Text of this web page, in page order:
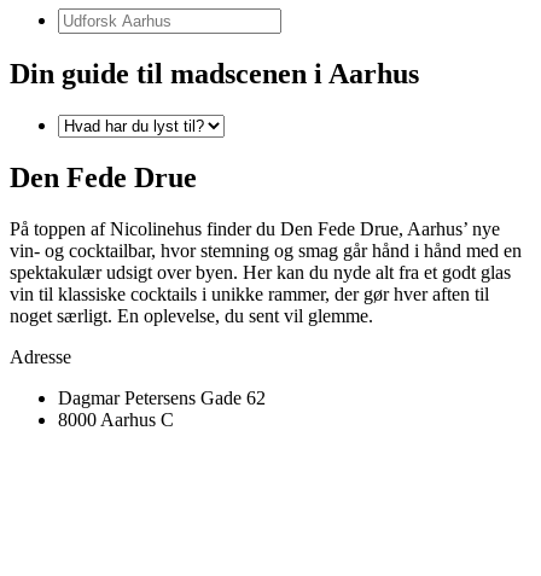
Din guide til madscenen i Aarhus
Den Fede Drue
På toppen af Nicolinehus finder du Den Fede Drue, Aarhus’ nye
vin- og cocktailbar, hvor stemning og smag går hånd i hånd med en
spektakulær udsigt over byen. Her kan du nyde alt fra et godt glas
vin til klassiske cocktails i unikke rammer, der gør hver aften til
noget særligt. En oplevelse, du sent vil glemme.
Adresse
Dagmar Petersens Gade 62
8000 Aarhus C